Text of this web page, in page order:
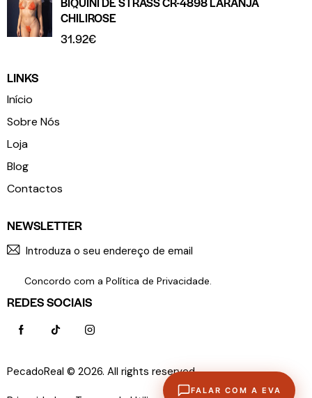
CHILIROSE
31.92€
LINKS
Início
Sobre Nós
Loja
Blog
Contactos
NEWSLETTER
Concordo com a Política de Privacidade.
REDES SOCIAIS
PecadoReal © 2026. All rights reserved.
Política de
FALAR COM A EVA